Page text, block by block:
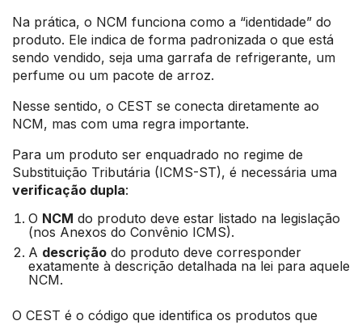
Na prática, o NCM funciona como a “identidade” do
produto. Ele indica de forma padronizada o que está
sendo vendido, seja uma garrafa de refrigerante, um
perfume ou um pacote de arroz.
Nesse sentido, o CEST se conecta diretamente ao
NCM, mas com uma regra importante.
Para um produto ser enquadrado no regime de
Substituição Tributária (ICMS-ST), é necessária uma
verificação dupla:
O NCM do produto deve estar listado na legislação
(nos Anexos do Convênio ICMS).
A descrição do produto deve corresponder
exatamente à descrição detalhada na lei para aquele
NCM.
O CEST é o código que identifica os produtos que